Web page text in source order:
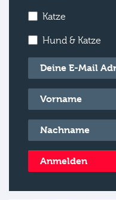
Katze
Hund & Katze
E-Mail*
Vorname*
Nachname*
Anmelden